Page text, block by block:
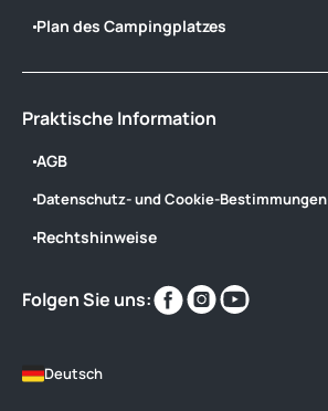
Plan des Campingplatzes
Praktische Information
AGB
Datenschutz- und Cookie-Bestimmungen
Rechtshinweise
Folgen Sie uns:
Finden
Sie
Finden
Sie
Deutsch